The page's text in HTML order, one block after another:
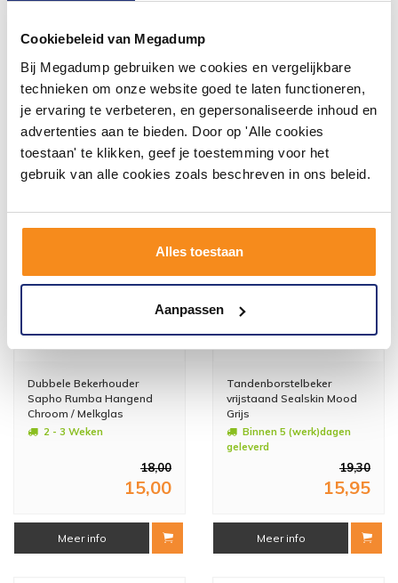
Cookiebeleid van Megadump
Bij Megadump gebruiken we cookies en vergelijkbare
technieken om onze website goed te laten functioneren,
je ervaring te verbeteren, en gepersonaliseerde inhoud en
advertenties aan te bieden. Door op 'Alle cookies
toestaan' te klikken, geef je toestemming voor het
gebruik van alle cookies zoals beschreven in ons beleid.
Alles toestaan
Aanpassen
Voor 14:00 besteld,
volgende (werk)dag in huis
17,66
14,60
Meer info
15,00
Meer info
Dubbele Bekerhouder
Sapho Rumba Hangend
Chroom / Melkglas
2 - 3 Weken
18,00
15,00
Meer info
Tandenborstelbeker
vrijstaand Sealskin Mood
Grijs
Binnen 5 (werk)dagen
geleverd
19,30
15,95
Meer info